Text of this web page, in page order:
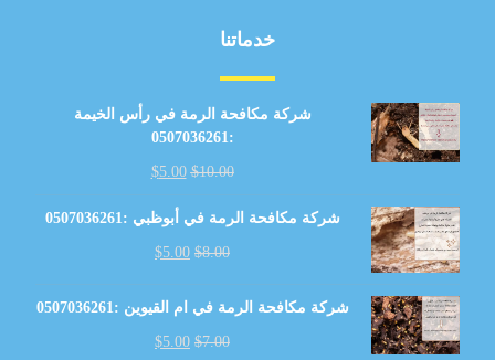
خدماتنا
شركة مكافحة الرمة في رأس الخيمة
:0507036261
$10.00
$5.00
شركة مكافحة الرمة في أبوظبي :0507036261
$8.00
$5.00
شركة مكافحة الرمة في ام القيوين :0507036261
$7.00
$5.00